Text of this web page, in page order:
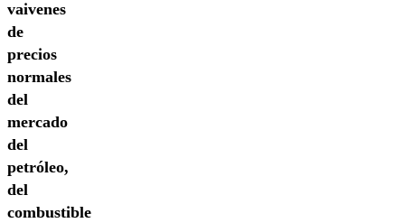
vaivenes
de
precios
normales
del
mercado
del
petróleo,
del
combustible